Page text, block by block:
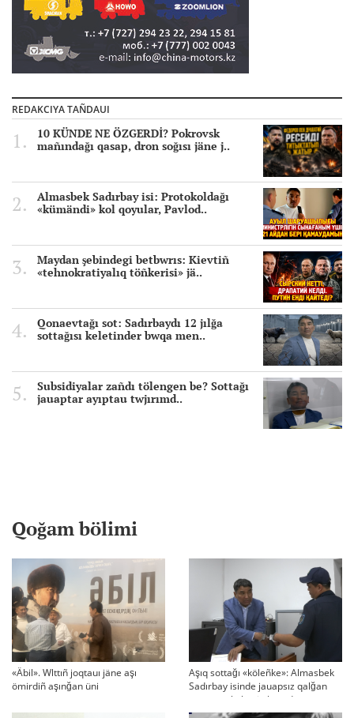
REDAKCIYA TAÑDAUI
10 KÜNDE NE ÖZGERDİ? Pokrovsk
mañındağı qasap, dron soğısı jäne j..
Almasbek Sadırbay isi: Protokoldağı
«kümändi» kol qoyular, Pavlod..
Maydan şebindegi betbwrıs: Kievtiñ
«tehnokratiyalıq töñkerisi» jä..
Qonaevtağı sot: Sadırbaydı 12 jılğa
sottağısı keletinder bwqa men..
Subsidiyalar zañdı tölengen be? Sottağı
jauaptar ayıptau twjırımd..
Qoğam bölimi
«Äbil». Wlttıñ joqtauı jäne aşı
ömirdiñ aşınğan üni
Aşıq sottağı «köleñke»: Almasbek
Sadırbay isinde jauapsız qalğan
swraqtar köbeyip baradı